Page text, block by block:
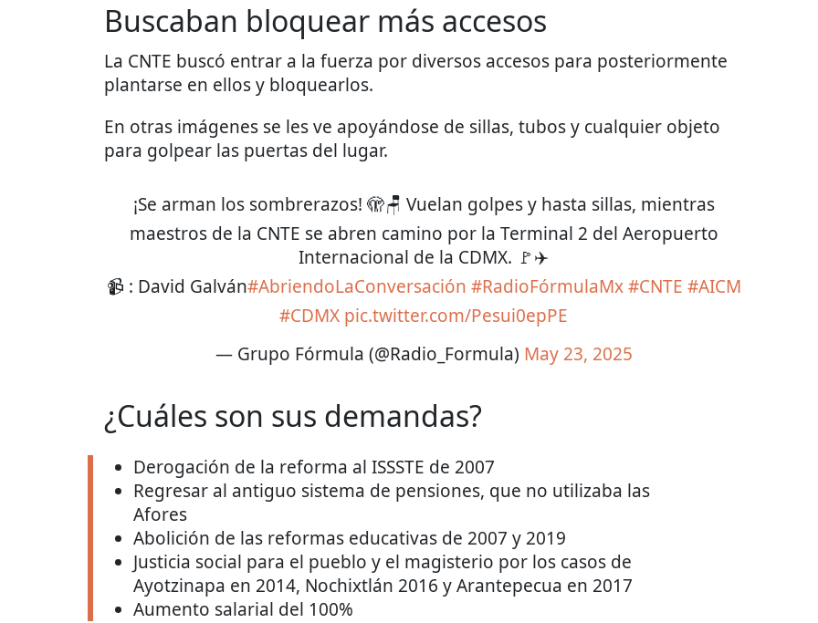
Buscaban bloquear más accesos
La CNTE buscó entrar a la fuerza por diversos accesos para posteriormente
plantarse en ellos y bloquearlos.
En otras imágenes se les ve apoyándose de sillas, tubos y cualquier objeto
para golpear las puertas del lugar.
¡Se arman los sombrerazos! 🫣🪑 Vuelan golpes y hasta sillas, mientras
maestros de la CNTE se abren camino por la Terminal 2 del Aeropuerto
Internacional de la CDMX. 🚩✈️
📹 : David Galván#AbriendoLaConversación #RadioFórmulaMx #CNTE #AICM
#CDMX pic.twitter.com/Pesui0epPE
— Grupo Fórmula (@Radio_Formula) May 23, 2025
¿Cuáles son sus demandas?
Derogación de la reforma al ISSSTE de 2007
Regresar al antiguo sistema de pensiones, que no utilizaba las
Afores
Abolición de las reformas educativas de 2007 y 2019
Justicia social para el pueblo y el magisterio por los casos de
Ayotzinapa en 2014, Nochixtlán 2016 y Arantepecua en 2017
Aumento salarial del 100%